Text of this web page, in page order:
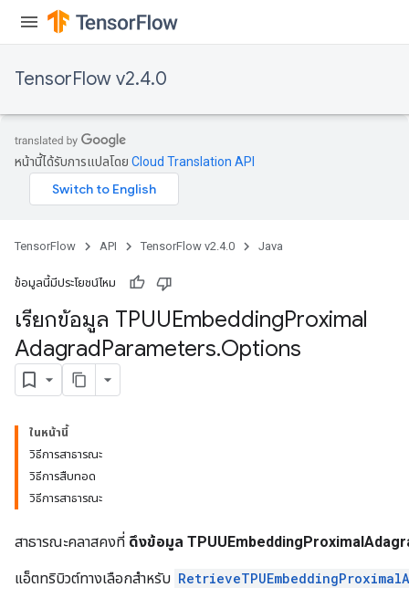
TensorFlow v2.4.0
หน้านี้ได้รับการแปลโดย Cloud Translation API
TensorFlow API TensorFlow v2.4.0 Java
ข้อมูลนี้มีประโยชน์ไหม
เรียกข้อมูล TPUUEmbeddingProximal
AdagradParameters.Options
ในหน้านี้
วิธีการสาธารณะ
วิธีการสืบทอด
วิธีการสาธารณะ
สาธารณะคลาสคงที่ ดึงข้อมูล
แอ็ตทริบิวต์ทางเลือกสำหรับ